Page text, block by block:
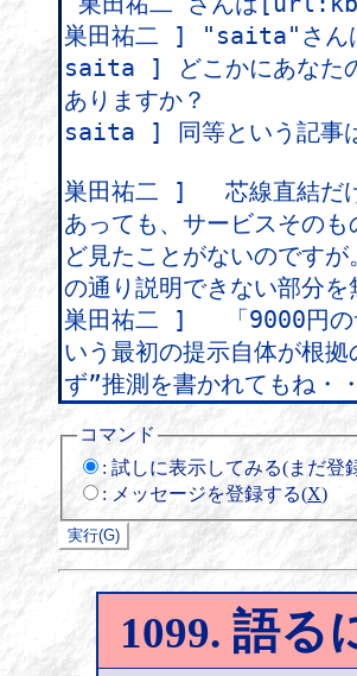
コマンド
: 試しに表示してみる(まだ登
: メッセージを登録する(X)
1099. 語る